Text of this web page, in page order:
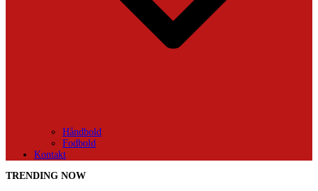
Håndbold
Fodbold
Kontakt
TRENDING NOW